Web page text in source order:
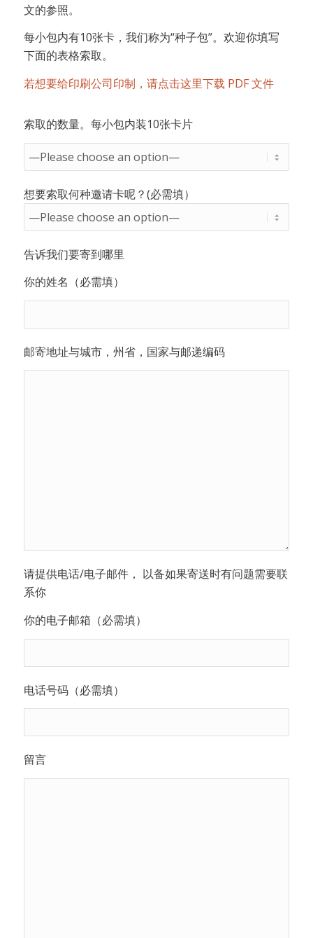
文的参照。
每小包内有10张卡，我们称为“种子包”。欢迎你填写
下面的表格索取。
若想要给印刷公司印制，请点击这里下载 PDF 文件
索取的数量。每小包内装10张卡片
想要索取何种邀请卡呢？(必需填）
告诉我们要寄到哪里
你的姓名（必需填）
邮寄地址与城市，州省，国家与邮递编码
请提供电话/电子邮件， 以备如果寄送时有问题需要联
系你
你的电子邮箱（必需填）
电话号码（必需填）
留言